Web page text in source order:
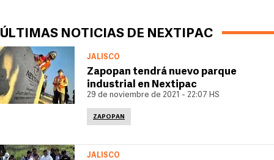
ÚLTIMAS NOTICIAS DE NEXTIPAC
JALISCO
Zapopan tendrá nuevo parque
industrial en Nextipac
29 de noviembre de 2021 - 22:07 HS
ZAPOPAN
JALISCO